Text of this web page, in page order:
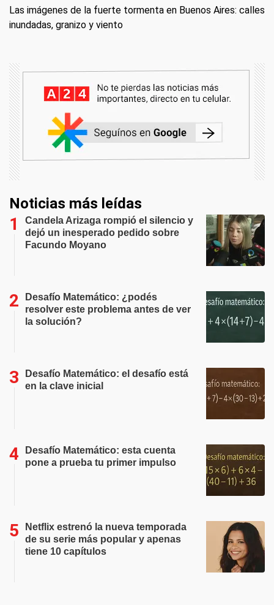
Las imágenes de la fuerte tormenta en Buenos Aires: calles
inundadas, granizo y viento
Noticias más leídas
Candela Arizaga rompió el silencio y
dejó un inesperado pedido sobre
Facundo Moyano
Desafío Matemático: ¿podés
resolver este problema antes de ver
la solución?
Desafío Matemático: el desafío está
en la clave inicial
Desafío Matemático: esta cuenta
pone a prueba tu primer impulso
Netflix estrenó la nueva temporada
de su serie más popular y apenas
tiene 10 capítulos